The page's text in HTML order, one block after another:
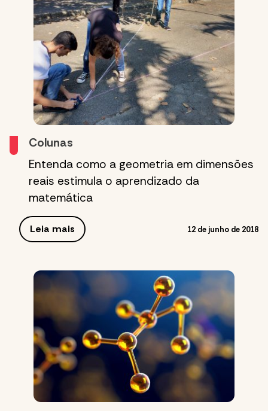
Colunas
Entenda como a geometria em dimensões
reais estimula o aprendizado da
matemática
Leia mais 12 de junho de 2018